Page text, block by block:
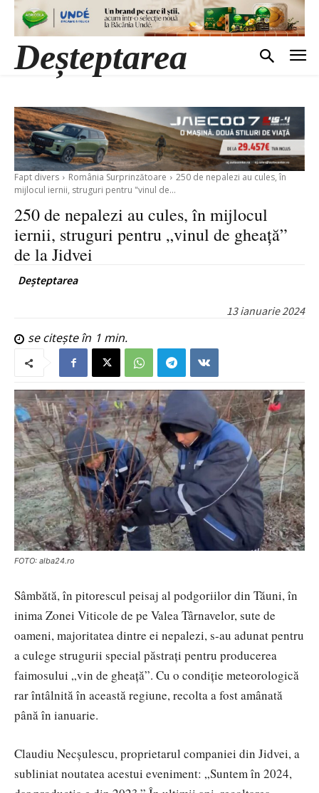
Deșteptarea
Fapt divers România Surprinzătoare
250 de nepalezi au cules, în
mijlocul iernii, struguri pentru "vinul de...
250 de nepalezi au cules, în mijlocul
iernii, struguri pentru „vinul de gheață”
de la Jidvei
Deșteptarea
13 ianuarie 2024
se citește în 1 min.
FOTO: alba24.ro
Sâmbătă, în pitorescul peisaj al podgoriilor din Tăuni, în
inima Zonei Viticole de pe Valea Târnavelor, sute de
oameni, majoritatea dintre ei nepalezi, s-au adunat pentru
a culege strugurii special păstrați pentru producerea
faimosului „vin de gheață”. Cu o condiție meteorologică
rar întâlnită în această regiune, recolta a fost amânată
până în ianuarie.
Claudiu Necșulescu, proprietarul companiei din Jidvei, a
subliniat noutatea acestui eveniment: „Suntem în 2024,